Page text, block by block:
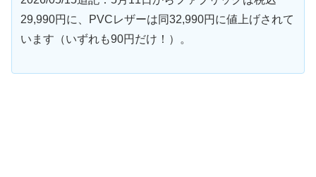
29,990円に、PVCレザーは同32,990円に値上げされて
います（いずれも90円だけ！）。